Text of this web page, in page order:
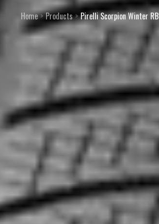
Home Products Pirelli Scorpion Winter